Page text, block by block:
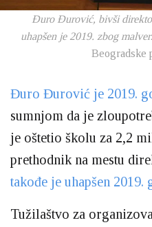
Đuro Đurović, bivši
uhapšen je 2019. zbog
Beogradske
Đuro Đurović je 2019.
sumnjom da je
je oštetio školu za 2,2
prethodnik na mestu
takođe je uhapšen 2019.
Tužilaštvo za